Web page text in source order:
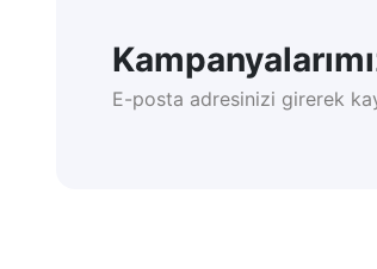
E-posta adresinizi girerek